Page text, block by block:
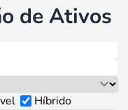
de Ativos
Híbrido